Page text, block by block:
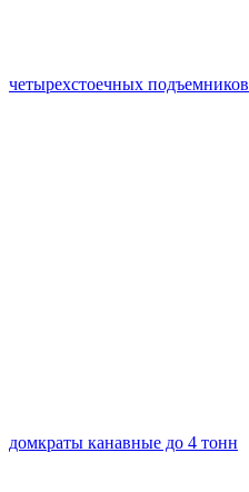
четырехстоечных подъемников
домкраты канавные до 4 тонн